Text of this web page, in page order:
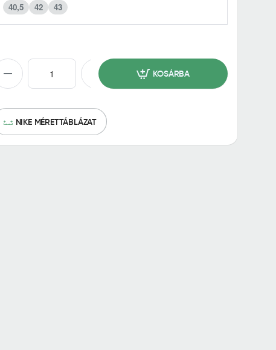
40,5 42 43
KOSÁRBA
NIKE MÉRETTÁBLÁZAT